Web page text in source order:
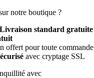
notre boutique ?
standard gratuite
offert pour toute commande
avec cryptage SSL
avec